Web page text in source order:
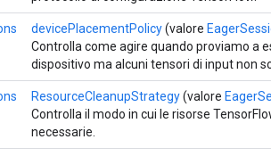
devicePlacementPolicy(valore
Controlla come agire quando proviamo a
dispositivo ma alcuni tensori di input non
ResourceCleanupStrategy(valore
Controlla il modo in cui le risorse
necessarie.